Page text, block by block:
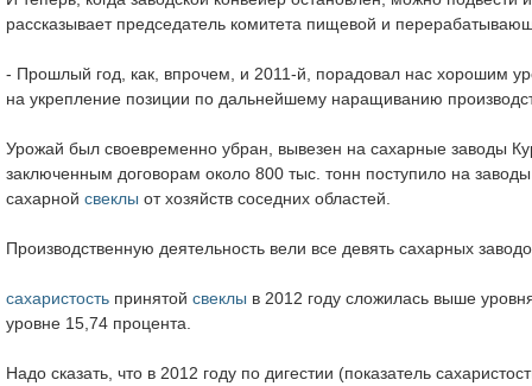
рассказывает председатель комитета пищевой и
- Прошлый год, как, впрочем, и 2011-й, порадовал нас хорошим
на укрепление позиции по дальнейшему наращиванию
Урожай был своевременно убран, вывезен на сахарные заводы
заключенным договорам около 800 тыс. тонн поступило на
сахарной свеклы от хозяйств соседних областей.
Производственную деятельность вели все девять сахарных
сахаристость принятой свеклы в 2012 году сложилась выше
уровне 15,74 процента.
Надо сказать, что в 2012 году по дигестии (показатель